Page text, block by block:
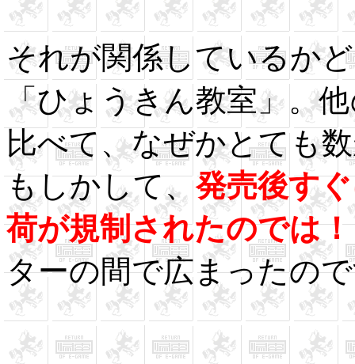
それが関係しているか
「ひょうきん教室」。
比べて、なぜかとても
もしかして、発売後す
荷が規制されたのでは
ターの間で広まったの